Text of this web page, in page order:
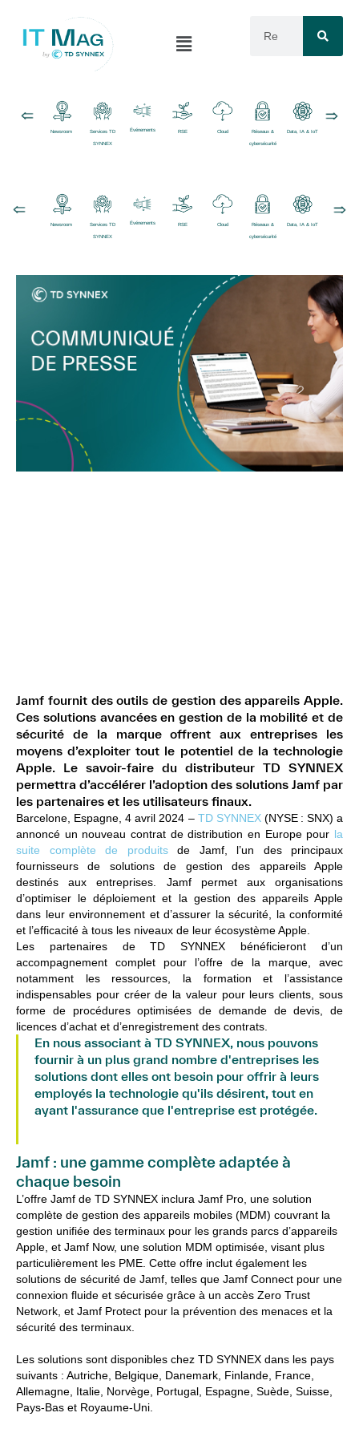
Newsroom Services TD
SYNNEX
Événements RSE Cloud Réseaux &
cybersécurité
Data, IA & IoT
Newsroom Services TD
SYNNEX
Événements RSE Cloud Réseaux &
cybersécurité
Data, IA & IoT
Jamf fournit des outils de gestion des appareils Apple.
Ces solutions avancées en gestion de la mobilité et de
sécurité de la marque offrent aux entreprises les
moyens d’exploiter tout le potentiel de la technologie
Apple. Le savoir-faire du distributeur TD SYNNEX
permettra d’accélérer l’adoption des solutions Jamf par
les partenaires et les utilisateurs finaux.
Barcelone, Espagne, 4 avril 2024 – TD SYNNEX(NYSE : SNX) a
annoncé un nouveau contrat de distribution en Europe pour la
suite complète de produitsde Jamf, l’un des principaux
fournisseurs de solutions de gestion des appareils Apple
destinés aux entreprises. Jamf permet aux organisations
d’optimiser le déploiement et la gestion des appareils Apple
dans leur environnement et d’assurer la sécurité, la conformité
et l’efficacité à tous les niveaux de leur écosystème Apple.
Les partenaires de TD SYNNEX bénéficieront d’un
accompagnement complet pour l’offre de la marque, avec
notamment les ressources, la formation et l’assistance
indispensables pour créer de la valeur pour leurs clients, sous
forme de procédures optimisées de demande de devis, de
licences d’achat et d’enregistrement des contrats.
En nous associant à TD SYNNEX, nous pouvons
fournir à un plus grand nombre d'entreprises les
solutions dont elles ont besoin pour offrir à leurs
employés la technologie qu'ils désirent, tout en
ayant l'assurance que l'entreprise est protégée.
Jamf : une gamme complète adaptée à
chaque besoin
L’offre Jamf de TD SYNNEX inclura Jamf Pro, une solution
complète de gestion des appareils mobiles (MDM) couvrant la
gestion unifiée des terminaux pour les grands parcs d’appareils
Apple, et Jamf Now, une solution MDM optimisée, visant plus
particulièrement les PME. Cette offre inclut également les
solutions de sécurité de Jamf, telles que Jamf Connect pour une
connexion fluide et sécurisée grâce à un accès Zero Trust
Network, et Jamf Protect pour la prévention des menaces et la
sécurité des terminaux.
Les solutions sont disponibles chez TD SYNNEX dans les pays
suivants : Autriche, Belgique, Danemark, Finlande, France,
Allemagne, Italie, Norvège, Portugal, Espagne, Suède, Suisse,
Pays-Bas et Royaume-Uni.